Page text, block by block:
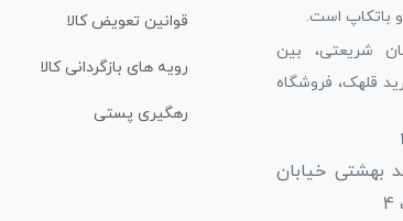
باتکاپ است.
شریعتی، بین
قلهک، فروشگاه
بهشتی خیابان
قوانین تعویض کالا
رویه های بازگردانی کالا
رهگیری پستی